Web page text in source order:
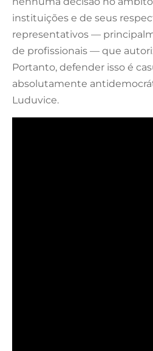
instituições e de seus
representativos —
de profissionais — que
Portanto, defender isso é
absolutamente
Luduvice.